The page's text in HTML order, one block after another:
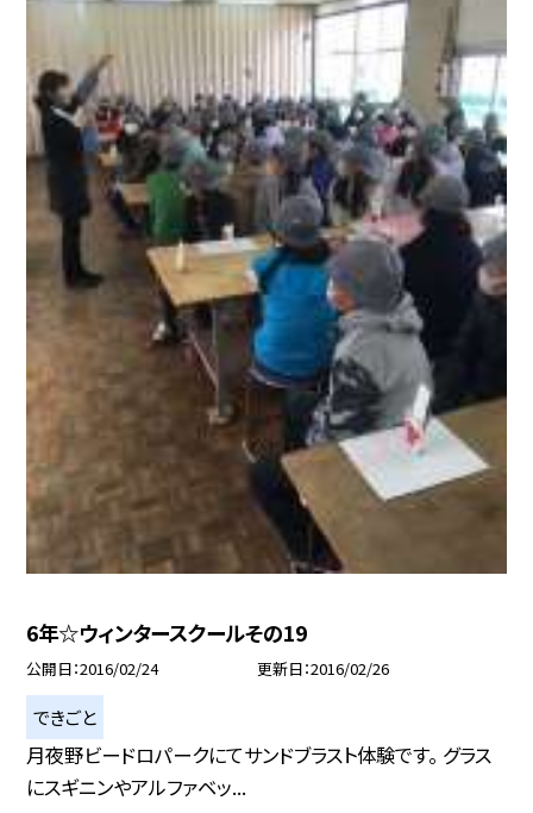
6年☆ウィンタースクールその19
公開日 2016/02/24 更新日 2016/02/26
できごと
月夜野ビードロパークにてサンドブラスト体験です。 グラス
にスギニンやアルファベッ...